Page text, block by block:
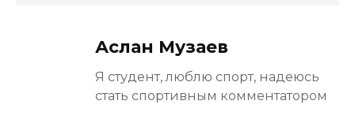
Аслан Музаев
Я студент, люблю спорт, надеюсь
стать спортивным комментатором